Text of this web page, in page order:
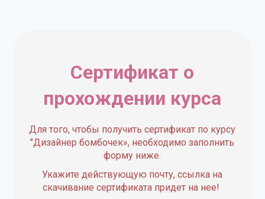
Сертификат о
прохождении курса
Для того, чтобы получить сертификат по курсу
"Дизайнер бомбочек», необходимо заполнить
форму ниже.
Укажите действующую почту, ссылка на
скачивание сертификата придет на нее!